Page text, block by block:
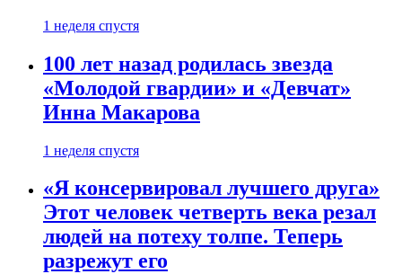
1 неделя спустя
100 лет назад родилась звезда
«Молодой гвардии» и «Девчат»
Инна Макарова
1 неделя спустя
«Я консервировал лучшего друга»
Этот человек четверть века резал
людей на потеху толпе. Теперь
разрежут его